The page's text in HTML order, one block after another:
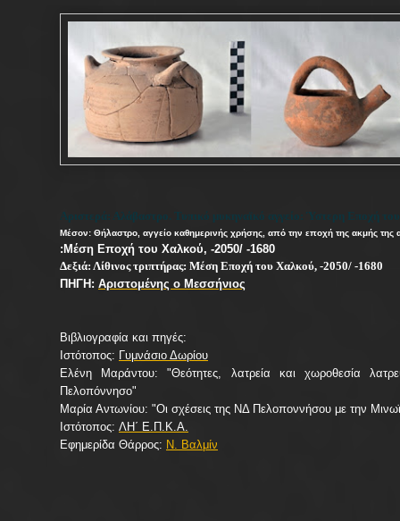
Αριστερά: Αλάβαστρο. Τυπικό μυκηναϊκό αγγείο: Ύστερη Εποχή
Μέσον: Θήλαστρο, αγγείο καθημερινής χρήσης, από την εποχή της ακμής της
:Μέση Εποχή του Χαλκού, -2050/ -1680
Δεξιά: Λίθινος τριπτήρας: Μέση Εποχή του Χαλκού, -2050/ -1680
ΠΗΓΗ: Αριστομένης ο Μεσσήνιος
Βιβλιογραφία και πηγές:
Ιστότοπος: Γυμνάσιο Δωρίου
Ελένη Μαράντου: "Θεότητες, λατρεία και χωροθεσία
Πελοπόννησο"
Μαρία Αντωνίου: "Οι σχέσεις της ΝΔ Πελοποννήσου με την
Ιστότοπος: ΛΗ΄ Ε.Π.Κ.Α.
Εφημερίδα Θάρρος: Ν. Βαλμίν